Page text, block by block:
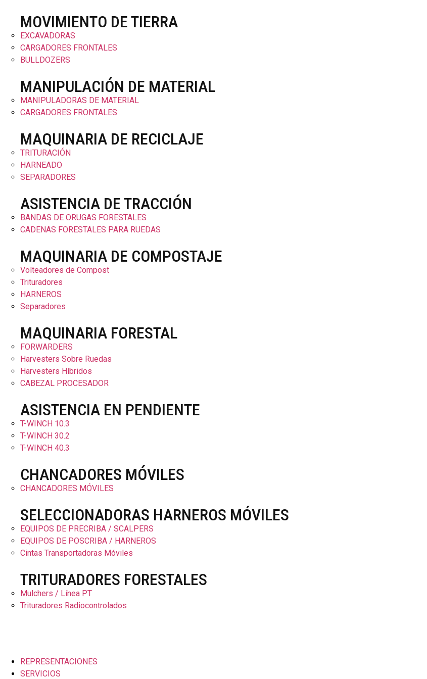
MOVIMIENTO DE TIERRA
EXCAVADORAS
CARGADORES FRONTALES
BULLDOZERS
MANIPULACIÓN DE MATERIAL
MANIPULADORAS DE MATERIAL
CARGADORES FRONTALES
MAQUINARIA DE RECICLAJE
TRITURACIÓN
HARNEADO
SEPARADORES
ASISTENCIA DE TRACCIÓN
BANDAS DE ORUGAS FORESTALES
CADENAS FORESTALES PARA RUEDAS
MAQUINARIA DE COMPOSTAJE
Volteadores de Compost
Trituradores
HARNEROS
Separadores
MAQUINARIA FORESTAL
FORWARDERS
Harvesters Sobre Ruedas
Harvesters Híbridos
CABEZAL PROCESADOR
ASISTENCIA EN PENDIENTE
T-WINCH 10.3
T-WINCH 30.2
T-WINCH 40.3
CHANCADORES MÓVILES
CHANCADORES MÓVILES
SELECCIONADORAS HARNEROS MÓVILES
EQUIPOS DE PRECRIBA / SCALPERS
EQUIPOS DE POSCRIBA / HARNEROS
Cintas Transportadoras Móviles
TRITURADORES FORESTALES
Mulchers / Línea PT
Trituradores Radiocontrolados
REPRESENTACIONES
SERVICIOS